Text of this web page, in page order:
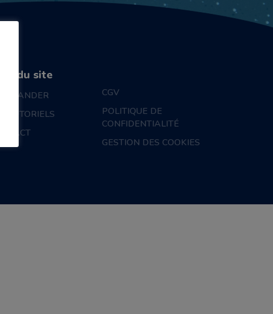
du site
TUTORIELS
CGV
POLITIQUE DE
CONFIDENTIALITÉ
GESTION DES COOKIES